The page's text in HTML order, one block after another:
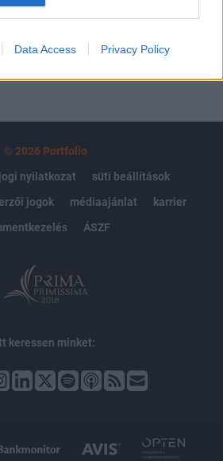
Data Access Privacy Policy
© 2026 Portfolio
jogi nyilatkozat
süti beállítások
jogok médiaajánlat
karrier
ÁSZF
keressen minket: